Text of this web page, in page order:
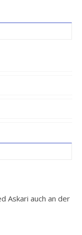
Askari auch an der